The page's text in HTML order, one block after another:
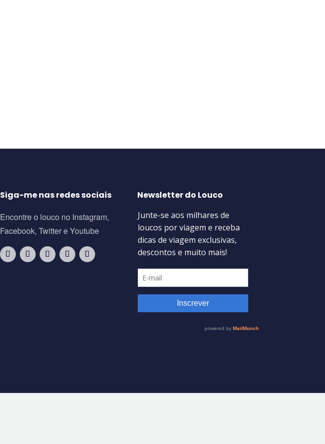
Siga-me nas redes sociais
Encontre o louco no Instagram,
Facebook, Twitter e Youtube
Newsletter do Louco